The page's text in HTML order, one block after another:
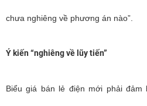
chưa nghiêng về phương án nào”.
Ý kiến “nghiêng về lũy tiến”
Biểu giá bán lẻ điện mới phải